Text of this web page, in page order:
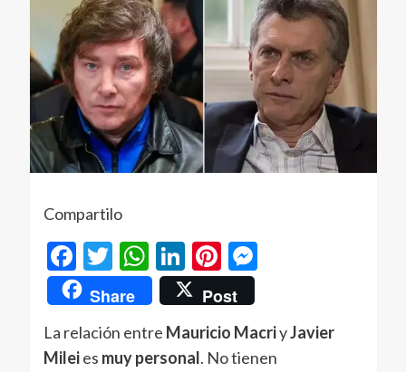
Compartilo
Facebook
Twitter
WhatsApp
LinkedIn
Pinterest
Messenger
Share Post
La relación entre Mauricio MacriyJavier
Mileies muy personal. No tienen